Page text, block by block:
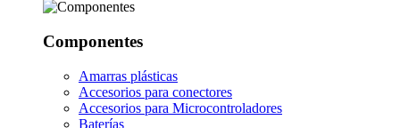
Componentes
Amarras plásticas
Accesorios para conectores
Accesorios para Microcontroladores
Baterías